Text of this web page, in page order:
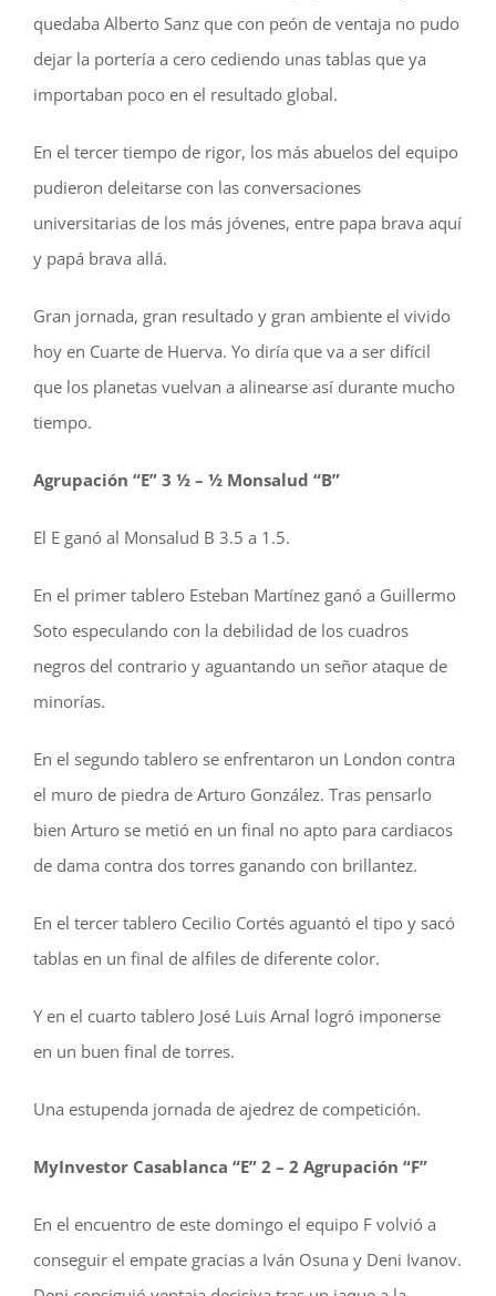
quedaba Alberto Sanz que con peón de ventaja no pudo
dejar la portería a cero cediendo unas tablas que ya
importaban poco en el resultado global.
En el tercer tiempo de rigor, los más abuelos del equipo
pudieron deleitarse con las conversaciones
universitarias de los más jóvenes, entre papa brava aquí
y papá brava allá.
Gran jornada, gran resultado y gran ambiente el vivido
hoy en Cuarte de Huerva. Yo diría que va a ser difícil
que los planetas vuelvan a alinearse así durante mucho
tiempo.
Agrupación “E” 3 ½ – ½ Monsalud “B”
El E ganó al Monsalud B 3.5 a 1.5.
En el primer tablero Esteban Martínez ganó a Guillermo
Soto especulando con la debilidad de los cuadros
negros del contrario y aguantando un señor ataque de
minorías.
En el segundo tablero se enfrentaron un London contra
el muro de piedra de Arturo González. Tras pensarlo
bien Arturo se metió en un final no apto para cardiacos
de dama contra dos torres ganando con brillantez.
En el tercer tablero Cecilio Cortés aguantó el tipo y sacó
tablas en un final de alfiles de diferente color.
Y en el cuarto tablero José Luis Arnal logró imponerse
en un buen final de torres.
Una estupenda jornada de ajedrez de competición.
MyInvestor Casablanca “E” 2 – 2 Agrupación “F”
En el encuentro de este domingo el equipo F volvió a
conseguir el empate gracias a Iván Osuna y Deni Ivanov.